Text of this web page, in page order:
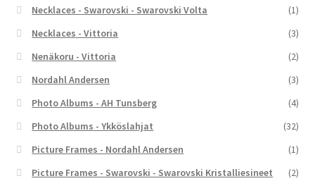
Necklaces - Swarovski - Swarovski Volta
(1)
Necklaces - Vittoria
(3)
Nenäkoru - Vittoria
(2)
Nordahl Andersen
(3)
Photo Albums - AH Tunsberg
(4)
Photo Albums - Ykköslahjat
(32)
Picture Frames - Nordahl Andersen
(1)
Picture Frames - Swarovski - Swarovski Kristalliesineet
(2)